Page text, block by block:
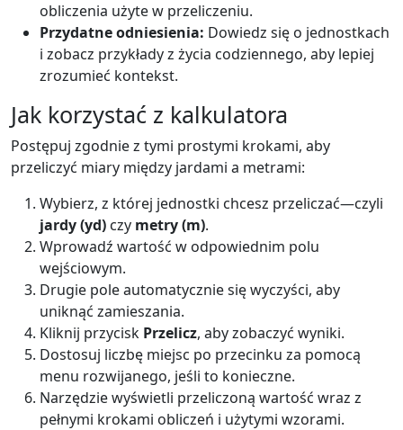
obliczenia użyte w przeliczeniu.
Przydatne odniesienia: Dowiedz się o jednostkach
i zobacz przykłady z życia codziennego, aby lepiej
zrozumieć kontekst.
Jak korzystać z kalkulatora
Postępuj zgodnie z tymi prostymi krokami, aby
przeliczyć miary między jardami a metrami:
Wybierz, z której jednostki chcesz przeliczać—czyli
jardy (yd) czy metry (m).
Wprowadź wartość w odpowiednim polu
wejściowym.
Drugie pole automatycznie się wyczyści, aby
uniknąć zamieszania.
Kliknij przycisk Przelicz, aby zobaczyć wyniki.
Dostosuj liczbę miejsc po przecinku za pomocą
menu rozwijanego, jeśli to konieczne.
Narzędzie wyświetli przeliczoną wartość wraz z
pełnymi krokami obliczeń i użytymi wzorami.